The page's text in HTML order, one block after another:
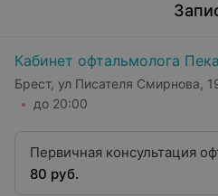
Кабинет офтальмолога
Брест, ул Писателя Смирнова,
до 20:00
Первичная консультация
диагностикой
80 руб.